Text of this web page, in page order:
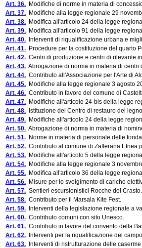
Art. 36. Modifiche di norme in materia di
Art. 37. Modifiche alla legge regionale 29
Art. 38. Modifica all'articolo 24 della legge
Art. 39. Modifica all'articolo 91 della legge
Art. 40. Interventi di riqualificazione urbana e
Art. 41. Procedure per la costituzione del quarto
Art. 42. Centri di produzione e centri di rilevante
Art. 43. Abrogazione di norma in materia di centri
Art. 44. Contributo all'Associazione per l'Arte di
Art. 45. Modifiche alla legge regionale 3 agosto
Art. 46. Contributo in favore del comune di
Art. 47. Modifiche all'articolo 24-bis della legge
Art. 48. Istituzione del Centro di restauro del
Art. 49. Modifiche all'articolo 24 della legge
Art. 50. Abrogazione di norma in materia di
Art. 51. Norme in materia di personale delle
Art. 52. Contributo al comune di Zafferana Etnea
Art. 53. Modifiche all'articolo 5 della legge
Art. 54. Modifiche alla legge regionale 3
Art. 55. Modifica all'articolo 36 della legge
Art. 56. Misure per lo svolgimento di cariche
Art. 57. Sentieri escursionistici Rocche del Crasto.
Art. 58. Contributo per il Marsala Kite Fest.
Art. 59. Interventi della legislazione regionale a
Art. 60. Contributo comuni con sito Unesco.
Art. 61. Contributo in favore del convento della
Art. 62. Interventi per la riqualificazione del
Art. 63. Interventi di ristrutturazione delle